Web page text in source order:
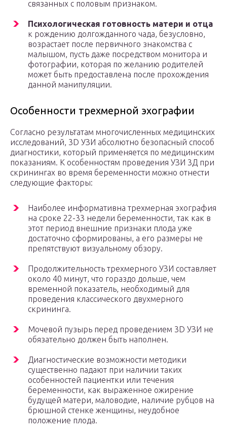
связанных с половым признаком.
Психологическая готовность матери и отца
к рождению долгожданного чада, безусловно,
возрастает после первичного знакомства с
малышом, пусть даже посредством монитора и
фотографии, которая по желанию родителей
может быть предоставлена после прохождения
данной манипуляции.
Особенности трехмерной эхографии
Согласно результатам многочисленных медицинских
исследований, 3D УЗИ абсолютно безопасный способ
диагностики, который применяется по медицинским
показаниям. К особенностям проведения УЗИ 3Д при
скринингах во время беременности можно отнести
следующие факторы:
Наиболее информативна трехмерная эхография
на сроке 22-33 недели беременности, так как в
этот период внешние признаки плода уже
достаточно сформированы, а его размеры не
препятствуют визуальному обзору.
Продолжительность трехмерного УЗИ составляет
около 40 минут, что гораздо дольше, чем
временной показатель, необходимый для
проведения классического двухмерного
скрининга.
Мочевой пузырь перед проведением 3D УЗИ не
обязательно должен быть наполнен.
Диагностические возможности методики
существенно падают при наличии таких
особенностей пациентки или течения
беременности, как выраженное ожирение
будущей матери, маловодие, наличие рубцов на
брюшной стенке женщины, неудобное
положение плода.